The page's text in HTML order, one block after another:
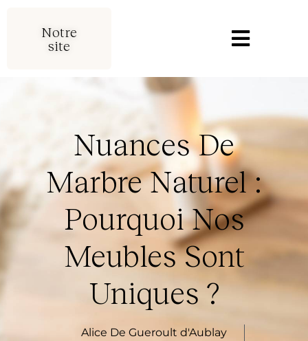
Notre
site
Nuances De
Marbre Naturel :
Pourquoi Nos
Meubles Sont
Uniques ?
Alice De Gueroult d'Aublay